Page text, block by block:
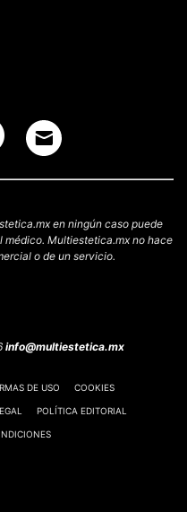
en ningún caso puede
Multiestetica.mx no hace
o de un servicio.
info@multiestetica.mx
DE USO COOKIES
POLÍTICA EDITORIAL